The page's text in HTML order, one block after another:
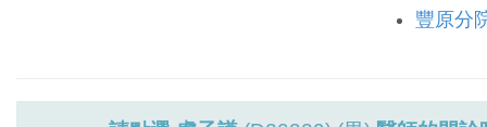
豐原分